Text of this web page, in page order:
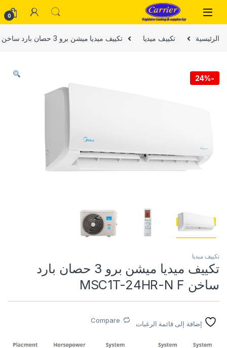
Skip to navigation
Skip to content
0
الرئيسية تكييف ميديا تكييف ميديا ميشن برو 3 حصان بارد ساخن MSC1T-24HR-N F
-
24%
تكييف ميديا
تكييف ميديا ميشن برو 3 حصان بارد
ساخن MSC1T-24HR-N F
إضافة إلى قائمة الرغبات Compare